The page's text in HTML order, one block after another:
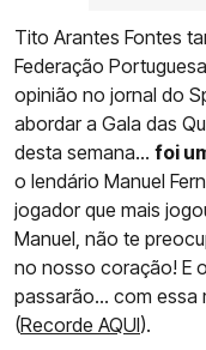
Tito Arantes Fontes
Federação
opinião no jornal do
abordar a Gala das
desta semana… foi
o lendário Manuel
jogador que mais
Manuel, não te
no nosso coração! E
passarão… com essa
(Recorde AQUI).